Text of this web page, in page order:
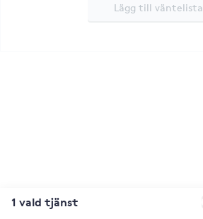
Lägg till väntelista
1 vald tjänst